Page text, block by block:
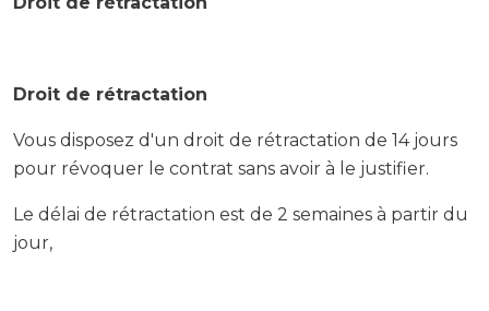
Droit de rétractation
Vous disposez d'un droit de rétractation de 14 jours
pour révoquer le contrat sans avoir à le justifier.
Le délai de rétractation est de 2 semaines à partir du
jour,